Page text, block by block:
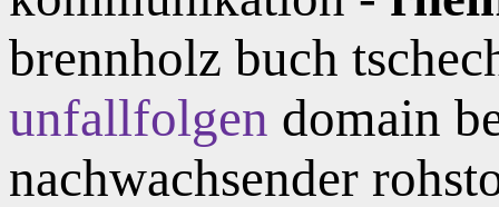
brennholz buch
unfallfolgen domain
nachwachsender